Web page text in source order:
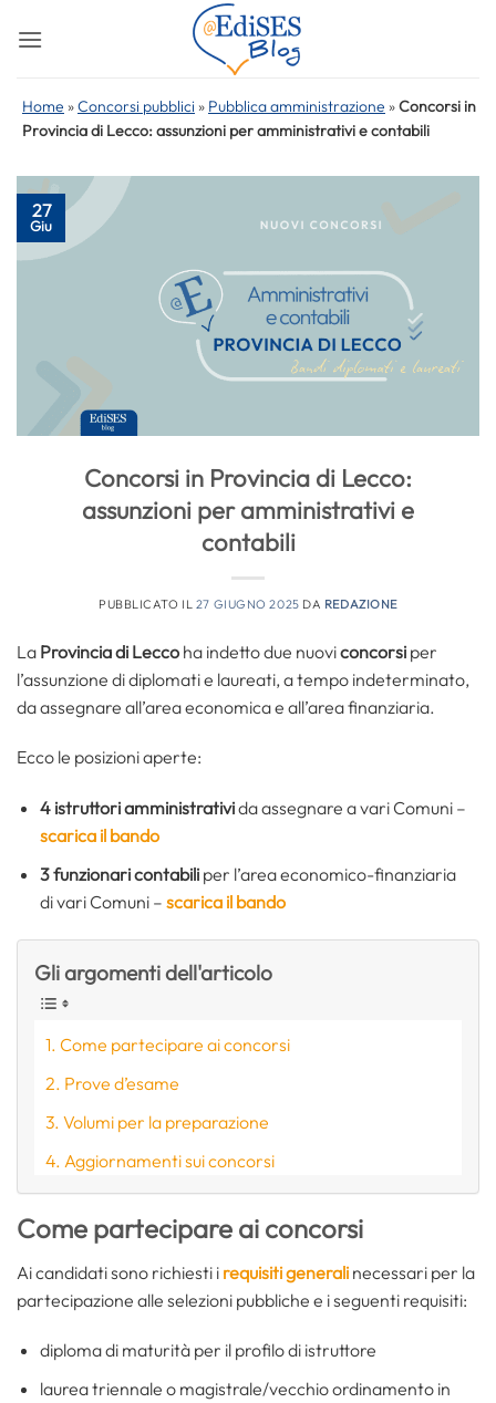
Home »Concorsi pubblici » Pubblica amministrazione »Concorsi in
Provincia di Lecco: assunzioni per amministrativi e contabili
27
Giu
Concorsi in Provincia di Lecco:
assunzioni per amministrativi e
contabili
PUBBLICATO IL 27 GIUGNO 2025 DA REDAZIONE
La Provincia di Lecco ha indetto due nuoviconcorsi per
l’assunzione di diplomati e laureati, a tempo indeterminato,
da assegnare all’area economica e all’area finanziaria.
Ecco le posizioni aperte:
4 istruttori amministrativida assegnare a vari Comuni –
scarica il bando
3funzionari contabiliper l’area economico-finanziaria
di vari Comuni – scarica il bando
Gli argomenti dell'articolo
Come partecipare ai concorsi
Prove d’esame
Volumi per la preparazione
Aggiornamenti sui concorsi
Come partecipare ai concorsi
Ai candidati sono richiesti i requisiti generali necessari per la
partecipazione alle selezioni pubbliche e i seguenti requisiti:
diploma di maturità per il profilo di istruttore
laurea triennale o magistrale/vecchio ordinamento in